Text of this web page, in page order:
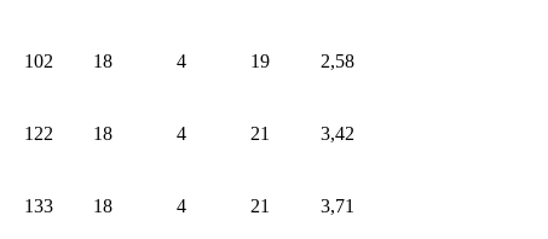
102 18 4 19 2,58
122 18 4 21 3,42
133 18 4 21 3,71